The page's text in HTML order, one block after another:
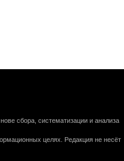
сбора, систематизации и анализа
целях. Редакция не несёт